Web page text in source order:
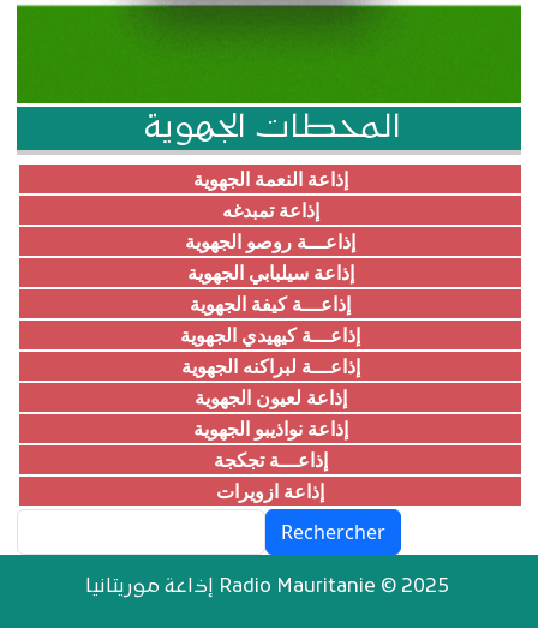
المحطات الجهوية
إذاعة النعمة الجهوية
إذاعة تمبدغه
إذاعـــة روصو الجهوية
إذاعة سيلبابي الجهوية
إذاعـــة كيفة الجهوية
إذاعـــة كيهيدي الجهوية
إذاعـــة لبراكنه الجهوية
إذاعة لعيون الجهوية
إذاعة نواذيبو الجهوية
إذاعـــة تجكجة
إذاعة ازويرات
إذاعة موريتانيا Radio Mauritanie © 2025